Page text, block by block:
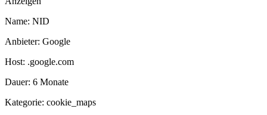
Name: NID
Anbieter: Google
Host: .google.com
Dauer: 6 Monate
Kategorie: cookie_maps